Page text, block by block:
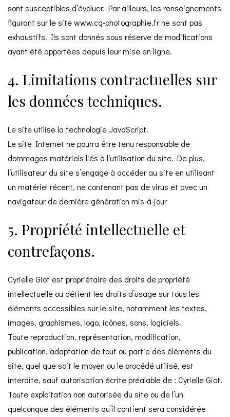
sont susceptibles d’évoluer. Par ailleurs, les renseignements
figurant sur le sitewww.cg-photographie.frne sont pas
exhaustifs. Ils sont donnés sous réserve de modifications
ayant été apportées depuis leur mise en ligne.
4. Limitations contractuelles sur
les données techniques.
Le site utilise la technologie JavaScript.
Le site Internet ne pourra être tenu responsable de
dommages matériels liés à l’utilisation du site. De plus,
l’utilisateur du site s’engage à accéder au site en utilisant
un matériel récent, ne contenant pas de virus et avec un
navigateur de dernière génération mis-à-jour
5. Propriété intellectuelle et
contrefaçons.
Cyrielle Giot est propriétaire des droits de propriété
intellectuelle ou détient les droits d’usage sur tous les
éléments accessibles sur le site, notamment les textes,
images, graphismes, logo, icônes, sons, logiciels.
Toute reproduction, représentation, modification,
publication, adaptation de tout ou partie des éléments du
site, quel que soit le moyen ou le procédé utilisé, est
interdite, sauf autorisation écrite préalable de : Cyrielle Giot.
Toute exploitation non autorisée du site ou de l’un
quelconque des éléments qu’il contient sera considérée